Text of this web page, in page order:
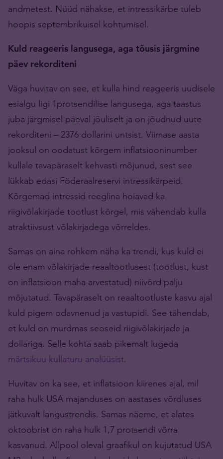
andmetest. Nüüd nähakse, et intressikärbe tuleb
hoopis septembrikuisel kohtumisel.
Kuld reageeris langusega, aga tõusis järgmine
päev rekorditeni
Väga huvitav on see, et kulla hind reageeris uudisele
esialgu ligi 1protsendilise langusega, aga taastus
juba järgmisel päeval jõuliselt ja on jõudnud uute
rekorditeni – 2376 dollarini untsist. Viimase aasta
jooksul on oodatust kõrgem inflatsiooninumber
kullale tavapäraselt kehvasti mõjunud, sest see
lükkab edasi Föderaalreservi intressikärpeid.
Kõrgemad intressid reeglina hoiavad ka
riigivõlakirjade tootlust kõrgel, mis vähendab kulla
atraktiivsust võlakirjadega võrreldes.
Samas on aina rohkem näha ka trendi, kus kuld ei
ole enam võlakirjade reaaltootlusest (tootlust, kust
on inflatsioon maha arvestatud) niivõrd palju
mõjutatud. Tavapäraselt on reaaltootluste kasvu ajal
kuld pigem odavnenud ja vastupidi. See tähendab,
et kuld on murdmas seoseid riigivõlakirjade ja
dollariga. Selle kohta saab pikemalt lugeda
märtsikuu kullaturu analüüsist.
Huvitav on ka see, et inflatsioon kiirenes ajal, mil
raha hulk USA majanduses on aastases võrdluses
jätkuvalt langustrendis. Samas näeme, et alates
oktoobrist on raha hulk 1,7 protsendi võrra
kasvanud. Allpool oleval graafikul on kujutatud USA